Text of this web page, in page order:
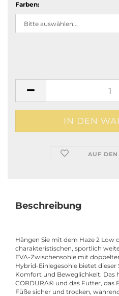
Farben:
AUF DEN
Beschreibung
Hängen Sie mit dem Haze 2 Low
charakteristischen, sportlich
EVA-Zwischensohle mit
Hybrid-Einlegesohle bietet dieser
Komfort und Beweglichkeit. Das
CORDURA® und das Futter,
Füße sicher und trocken,